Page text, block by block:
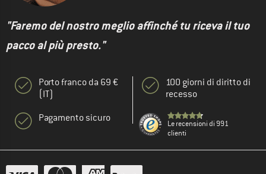
"Faremo del nostro meglio affinché tu riceva il tuo
pacco al più presto."
Porto franco da 69 €
(IT)
Pagamento sicuro
100 giorni di diritto di
recesso
Le recensioni di 991
clienti